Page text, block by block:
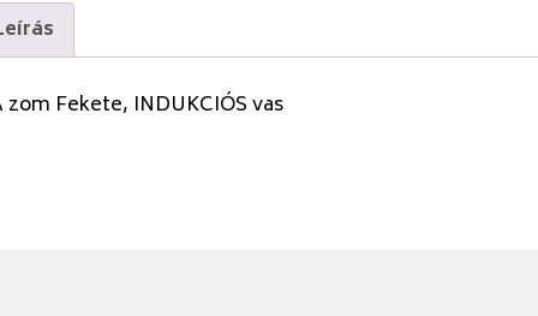
zom Fekete, INDUKCIÓS vas